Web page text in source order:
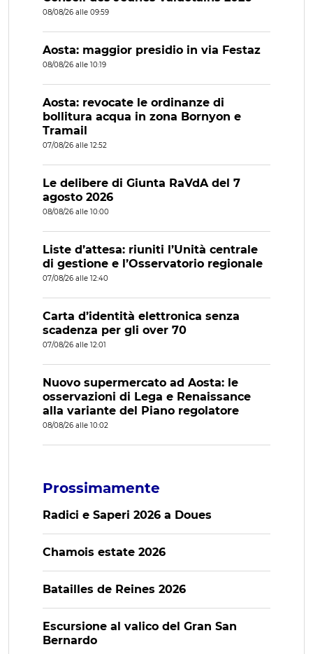
08/08/26 alle 09:59
Aosta: maggior presidio in via Festaz
08/08/26 alle 10:19
Aosta: revocate le ordinanze di
bollitura acqua in zona Bornyon e
Tramail
07/08/26 alle 12:52
Le delibere di Giunta RaVdA del 7
agosto 2026
08/08/26 alle 10:00
Liste d’attesa: riuniti l’Unità centrale
di gestione e l’Osservatorio regionale
07/08/26 alle 12:40
Carta d’identità elettronica senza
scadenza per gli over 70
07/08/26 alle 12:01
Nuovo supermercato ad Aosta: le
osservazioni di Lega e Renaissance
alla variante del Piano regolatore
08/08/26 alle 10:02
Prossimamente
Radici e Saperi 2026 a Doues
Chamois estate 2026
Batailles de Reines 2026
Escursione al valico del Gran San
Bernardo